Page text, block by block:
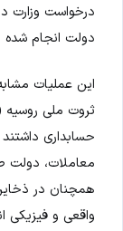
درخواست وزارت
دولت انجام
این عملیات
حسابداری
معاملات، دولت
همچنان در
واقعی و فیزیکی